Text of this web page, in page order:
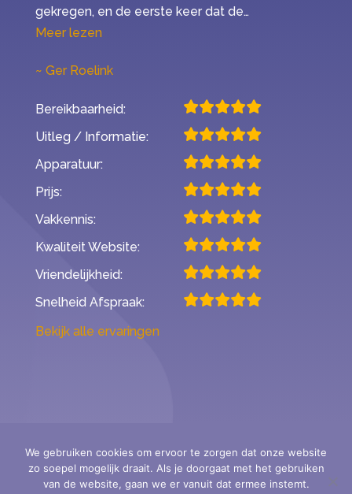
gekregen, en de eerste keer dat de…
Meer lezen“Mijn ervaring met Second Opinion”
Ger Roelink
Bereikbaarheid:
Uitleg / Informatie:
Apparatuur:
Prijs:
Vakkennis:
Kwaliteit Website:
Vriendelijkheid:
Snelheid Afspraak:
Bekijk alle ervaringen
Second Opinion Hoortoestellen
We gebruiken cookies om ervoor te zorgen dat onze website
zo soepel mogelijk draait. Als je doorgaat met het gebruiken
van de website, gaan we er vanuit dat ermee instemt.